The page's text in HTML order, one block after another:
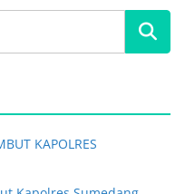
KAPOLRES